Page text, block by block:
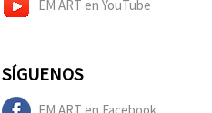
EM ART en YouTube
SÍGUENOS
EM ART en Facebook